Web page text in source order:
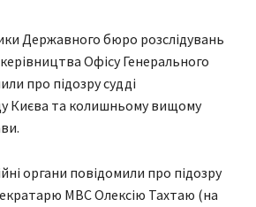
Державного бюро розслідувань
Офісу Генерального
про підозру судді
Києва та колишньому вищому
органи повідомили про підозру
МВС Олексію Тахтаю (на